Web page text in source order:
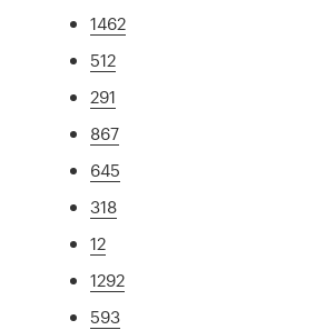
1462
512
291
867
645
318
12
1292
593